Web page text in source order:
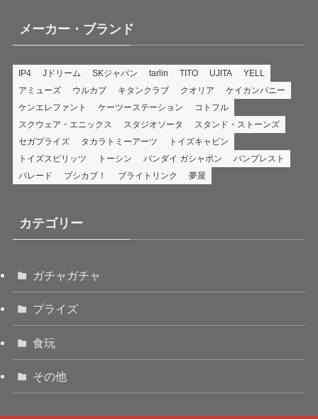
メーカー・ブランド
IP4 Jドリーム SKジャパン tarlin TITO UJITA
YELL
アミューズ
ウルカプ キタンクラブ クオリア
ケイカンパニー
ケンエレファント
ケーツーステーション
コトフル
スクウェア・エニックス
スタジオソータ
スタンド・ストーンズ
セガプライズ
タカラトミーアーツ
トイズキャビン
トイズスピリッツ
トーシン バンダイ ガシャポン
バンプレスト
パレード
ブシカプ！ ブライトリンク 夢屋
カテゴリー
ガチャガチャ
プライズ
食玩
その他